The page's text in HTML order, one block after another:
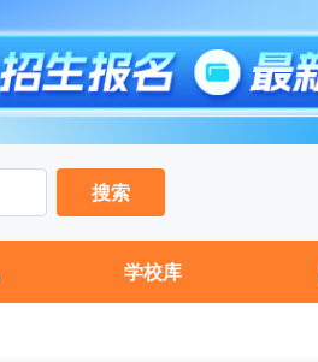
搜索
学校库